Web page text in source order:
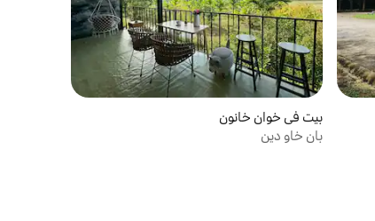
بيت في خوان خانون
بان خاو دين